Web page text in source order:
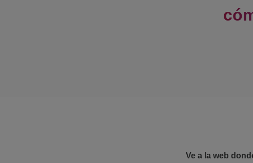
Ve a la web